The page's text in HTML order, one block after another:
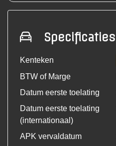
Specificaties
Kenteken
BTW of Marge
Datum eerste toelating
Datum eerste toelating
(internationaal)
APK vervaldatum